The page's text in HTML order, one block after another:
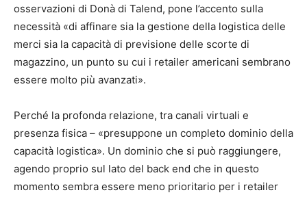
osservazioni di Donà di Talend, pone l’accento sulla
necessità «di affinare sia la gestione della logistica delle
merci sia la capacità di previsione delle scorte di
magazzino, un punto su cui i retailer americani sembrano
essere molto più avanzati».
Perché la profonda relazione, tra canali virtuali e
presenza fisica – «presuppone un completo dominio della
capacità logistica». Un dominio che si può raggiungere,
agendo proprio sul lato del back end che in questo
momento sembra essere meno prioritario per i retailer